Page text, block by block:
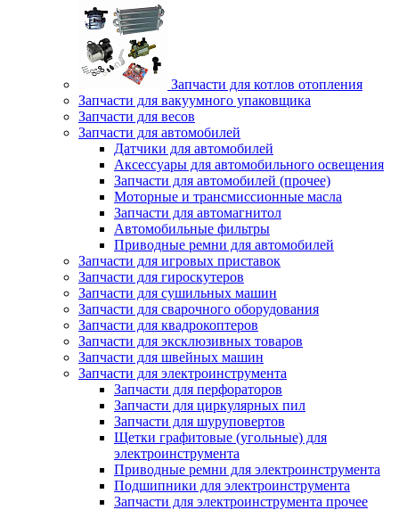
Запчасти для котлов отопления
Запчасти для вакуумного упаковщика
Запчасти для весов
Запчасти для автомобилей
Датчики для автомобилей
Аксессуары для автомобильного освещения
Запчасти для автомобилей (прочее)
Моторные и трансмиссионные масла
Запчасти для автомагнитол
Автомобильные фильтры
Приводные ремни для автомобилей
Запчасти для игровых приставок
Запчасти для гироскутеров
Запчасти для сушильных машин
Запчасти для сварочного оборудования
Запчасти для квадрокоптеров
Запчасти для эксклюзивных товаров
Запчасти для швейных машин
Запчасти для электроинструмента
Запчасти для перфораторов
Запчасти для циркулярных пил
Запчасти для шуруповертов
Щетки графитовые (угольные) для
электроинструмента
Приводные ремни для электроинструмента
Подшипники для электроинструмента
Запчасти для электроинструмента прочее